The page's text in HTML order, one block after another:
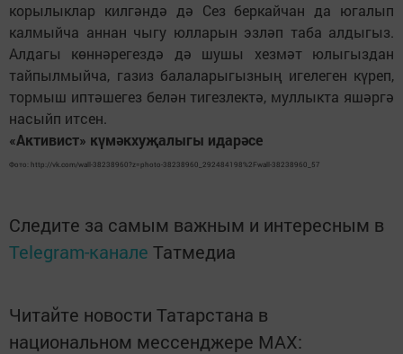
корылыклар килгәндә дә Сез беркайчан да югалып
калмыйча аннан чыгу юлларын эзләп таба алдыгыз.
Алдагы көннәрегездә дә шушы хезмәт юлыгыздан
тайпылмыйча, газиз балаларыгызның игелеген күреп,
тормыш иптәшегез белән тигезлектә, муллыкта яшәргә
насыйп итсен.
«Активист» күмәкхуҗалыгы идарәсе
Фото: http://vk.com/wall-38238960?z=photo-38238960_292484198%2Fwall-38238960_57
Следите за самым важным и интересным в
Telegram-канале Татмедиа
Читайте новости Татарстана в
национальном мессенджере MАХ: